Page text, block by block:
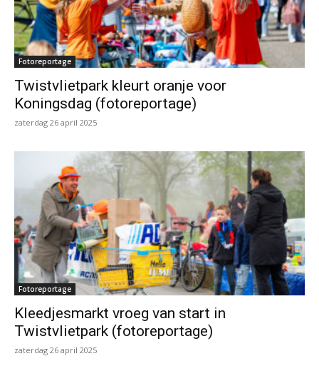
Fotoreportage
Twistvlietpark kleurt oranje voor
Koningsdag (fotoreportage)
zaterdag 26 april 2025
Fotoreportage
Kleedjesmarkt vroeg van start in
Twistvlietpark (fotoreportage)
zaterdag 26 april 2025